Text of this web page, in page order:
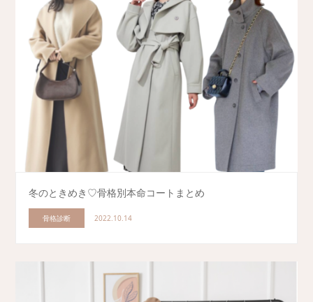
冬のときめき♡骨格別本命コートまとめ
骨格診断 2022.10.14